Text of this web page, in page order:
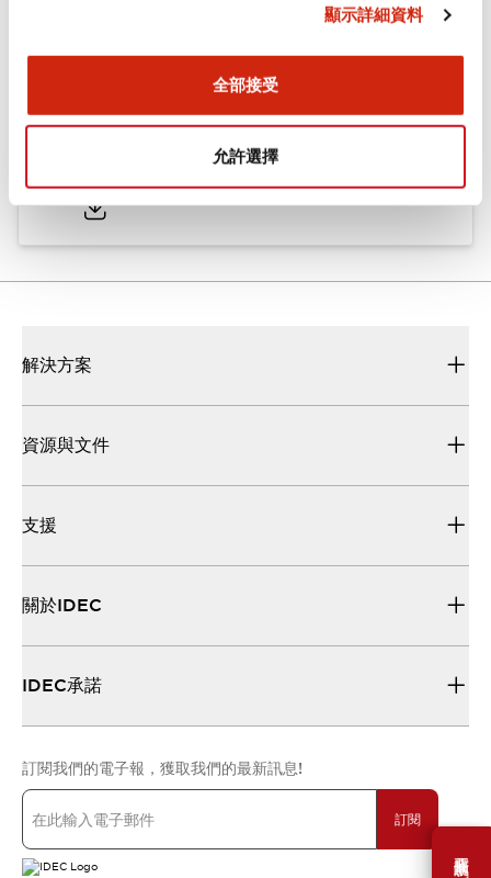
顯示詳細資料
全部接受
允許選擇
需要幫助嗎？
型錄和宣傳手冊 CAD檔 認證與標準
ø25/30 系列 CS型 凸輪開關
解決方案
資源與文件
支援
關於IDEC
IDEC承諾
訂閱我們的電子報，獲取我們的最新訊息!
訂閱